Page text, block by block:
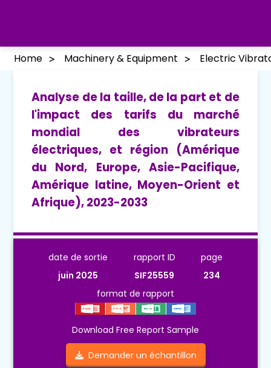
Home Machinery & Equipment Electric
Analyse de la taille, de la part et de
l'impact des tarifs du marché
mondial des vibrateurs
électriques, et région (Amérique
du Nord, Europe, Asie-Pacifique,
Amérique latine, Moyen-Orient et
Afrique), 2023-2033
date de sortie
juin 2025
rapport ID
SIF25559
page
234
format de rapport
Download Free Report Sample
Demander un échantillon